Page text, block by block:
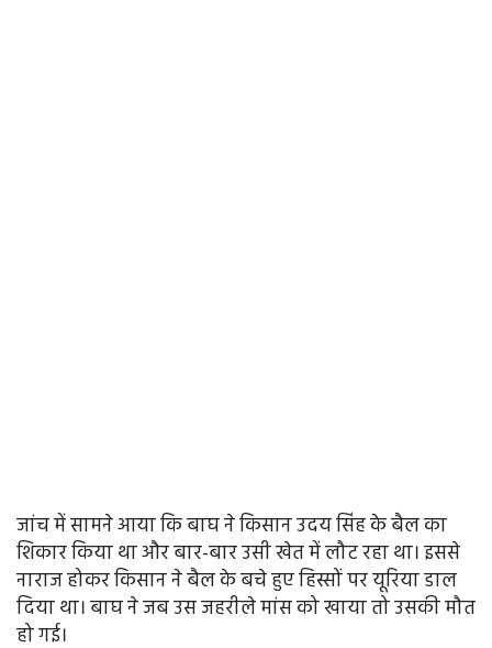
जांच में सामने आया कि बाघ ने किसान उदय सिंह के बैल का
शिकार किया था और बार-बार उसी खेत में लौट रहा था। इससे
नाराज होकर किसान ने बैल के बचे हुए हिस्सों पर यूरिया डाल
दिया था। बाघ ने जब उस जहरीले मांस को खाया तो उसकी मौत
हो गई।